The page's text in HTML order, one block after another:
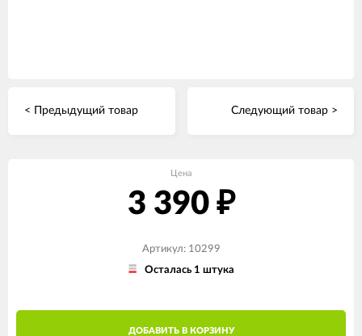
< Предыдущий товар Следующий товар >
Цена
3 390 ₽
Артикул: 10299
Осталась 1 штука
ДОБАВИТЬ В КОРЗИНУ